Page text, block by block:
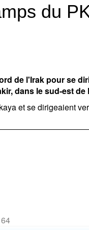
du
de l'Irak pour se
dans le sud-est de
et se dirigeaient